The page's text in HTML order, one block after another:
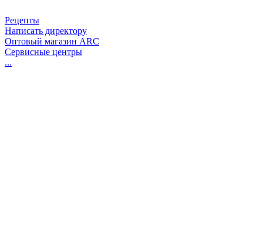
Рецепты
Написать директору
Оптовый магазин ARC
Сервисные центры
...